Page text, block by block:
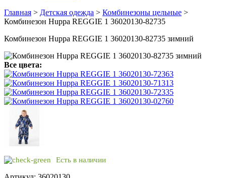
Главная > Детская одежда > Комбинезоны цельные >
Комбинезон Huppa REGGIE 1 36020130-82735
Комбинезон Huppa REGGIE 1 36020130-82735 зимний
Все цвета:
Есть в наличии